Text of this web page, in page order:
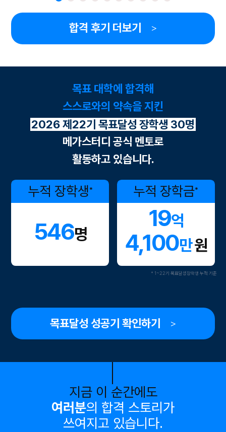
합격 후기 더보기 >
목표 대학에 합격해
스스로와의 약속을 지킨
2026 제22기 목표달성 장학생 30명
메가스터디 공식 멘토로
활동하고 있습니다.
누적 장학생*
546명
누적 장학금*
19억
4,100만원
* 1~22기 목표달성장학생 누적 기준
목표달성 성공기 확인하기 >
지금 이 순간에도
여러분의 합격 스토리가
쓰여지고 있습니다.